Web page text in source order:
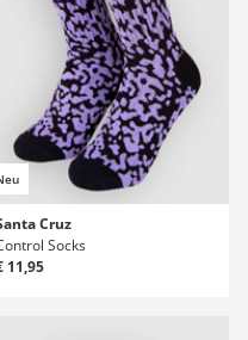
Cruz
Socks
11,95